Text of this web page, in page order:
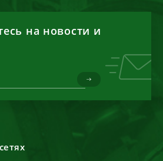
на новости и